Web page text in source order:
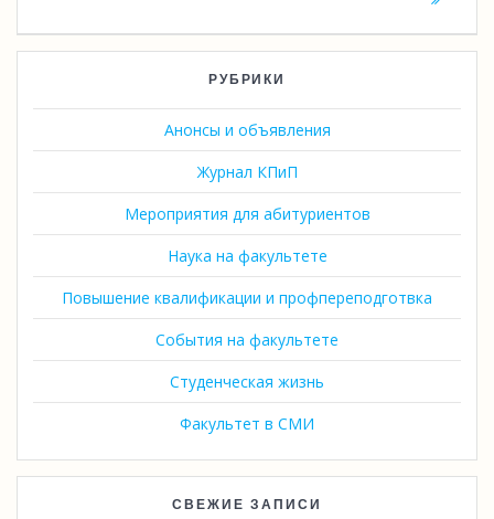
РУБРИКИ
Анонсы и объявления
Журнал КПиП
Мероприятия для абитуриентов
Наука на факультете
Повышение квалификации и профпереподготвка
События на факультете
Студенческая жизнь
Факультет в СМИ
СВЕЖИЕ ЗАПИСИ